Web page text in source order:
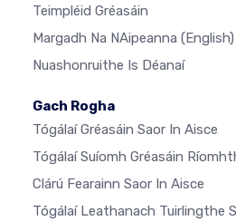
Teimpléid Gréasáin
Margadh Na NAipeanna (English)
Nuashonruithe Is Déanaí
Gach Rogha
Tógálaí Gréasáin Saor In Aisce
Tógálaí Suíomh Gréasáin
Clárú Fearainn Saor In Aisce
Tógálaí Leathanach Tuirlingthe